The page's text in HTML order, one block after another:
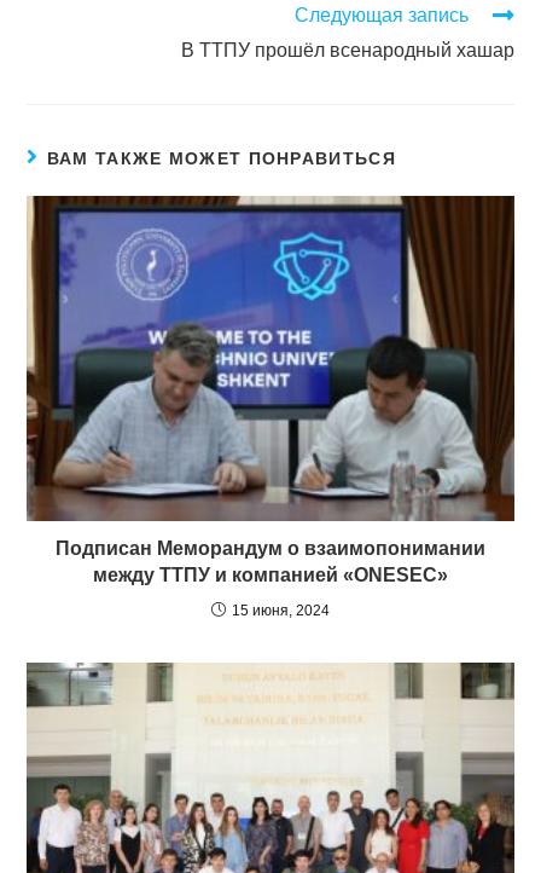
Следующая запись
В ТТПУ прошёл всенародный хашар
ВАМ ТАКЖЕ МОЖЕТ ПОНРАВИТЬСЯ
Подписан Меморандум о взаимопонимании
между ТТПУ и компанией «ONESEC»
15 июня, 2024